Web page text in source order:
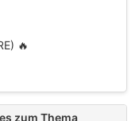
🔥
zum Thema